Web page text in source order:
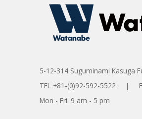
5-12-314 Suguminami Kasuga
TEL +81-(0)92-592-5522 |
Mon - Fri: 9 am - 5 pm